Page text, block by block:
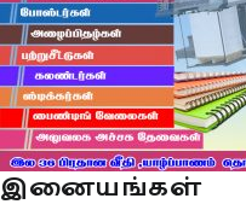
இனையங்கள்